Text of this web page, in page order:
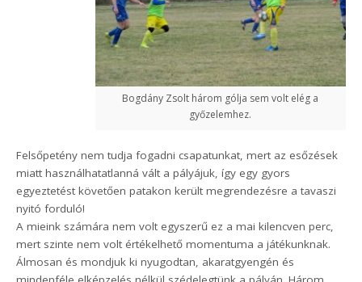
Bogdány Zsolt három gólja sem volt elég a
győzelemhez.
Felsőpetény nem tudja fogadni csapatunkat, mert az esőzések
miatt használhatatlanná vált a pályájuk, így egy gyors
egyeztetést követően patakon került megrendezésre a tavaszi
nyitó forduló!
A mieink számára nem volt egyszerű ez a mai kilencven perc,
mert szinte nem volt értékelhető momentuma a játékunknak.
Álmosan és mondjuk ki nyugodtan, akaratgyengén és